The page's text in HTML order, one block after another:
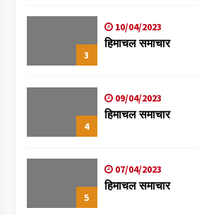
3
10/04/2023
हिमाचल समाचार
4
09/04/2023
हिमाचल समाचार
5
07/04/2023
हिमाचल समाचार